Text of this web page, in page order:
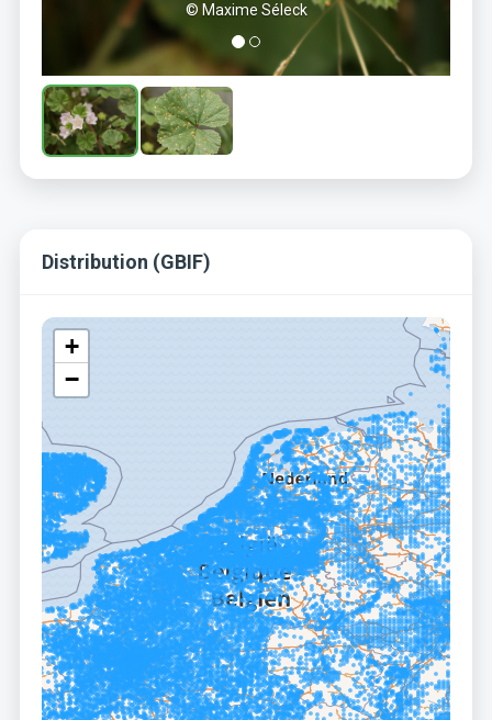
© Maxime Séleck
Distribution (GBIF)
+
−